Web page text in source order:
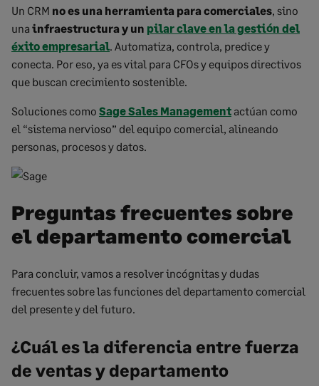
Un CRM no es una herramienta para comerciales, sino
una infraestructura y un pilar clave en la gestión del
éxito empresarial. Automatiza, controla, predice y
conecta. Por eso, ya es vital para CFOs y equipos directivos
que buscan crecimiento sostenible.
Soluciones como Sage Sales Management actúan como
el “sistema nervioso” del equipo comercial, alineando
personas, procesos y datos.
Preguntas frecuentes sobre
el departamento comercial
Para concluir, vamos a resolver incógnitas y dudas
frecuentes sobre las funciones del departamento comercial
del presente y del futuro.
¿Cuál es la diferencia entre fuerza
de ventas y departamento